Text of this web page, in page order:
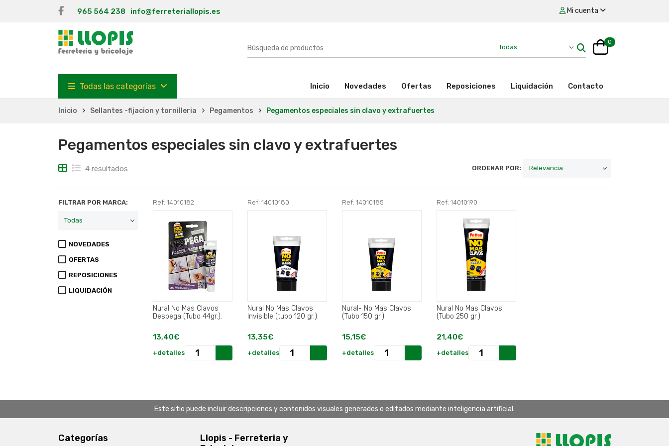
965 564 238 info@ferreteriallopis.es Mi cuenta
0
Todas las categorías Inicio (activo)Novedades Ofertas Reposiciones Liquidación Contacto
Inicio Sellantes -fijacion y tornilleria Pegamentos Pegamentos especiales sin clavo y extrafuertes
Pegamentos especiales sin clavo y extrafuertes
4 resultados ORDENAR POR:
FILTRAR POR MARCA:
NOVEDADES
OFERTAS
REPOSICIONES
LIQUIDACIÓN
Ref: 14010182
Nural No Mas Clavos
Despega (Tubo 44gr.).
13,40€
+detalles
Ref: 14010180
Nural No Mas Clavos
Invisible (tubo 120 gr.).
13,35€
+detalles
Ref: 14010185
Nural- No Mas Clavos
(Tubo 150 gr.) .
15,15€
+detalles
Ref: 14010190
Nural No Mas Clavos
(Tubo 250 gr.) .
21,40€
+detalles
Este sitio puede incluir descripciones y contenidos visuales generados o editados mediante inteligencia artificial.
Categorías
Llopis - Ferreteria y